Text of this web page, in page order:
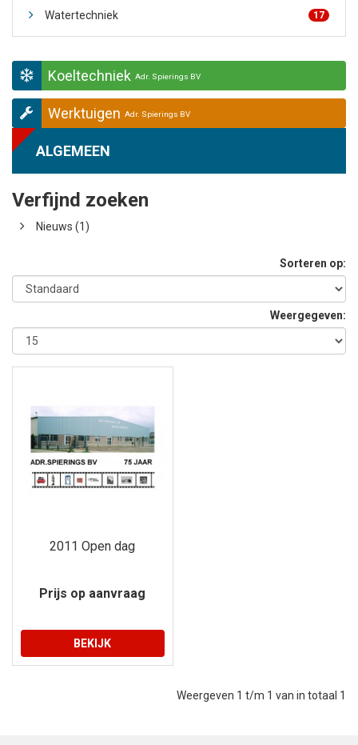
Watertechniek 17
Koeltechniek Adr. Spierings BV
Werktuigen Adr. Spierings BV
ALGEMEEN
Verfijnd zoeken
Nieuws (1)
Sorteren op:
Weergegeven:
2011 Open dag
Prijs op aanvraag
BEKIJK
Weergeven 1 t/m 1 van in totaal 1